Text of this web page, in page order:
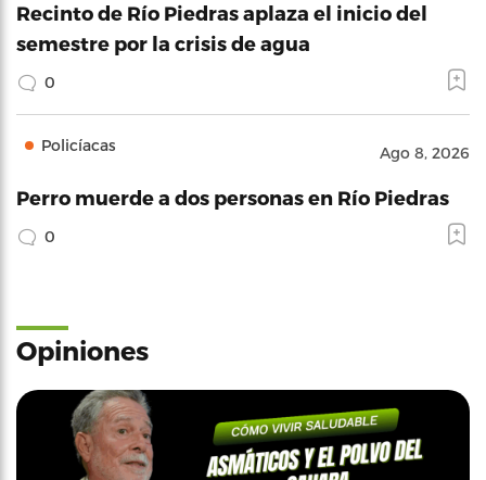
Recinto de Río Piedras aplaza el inicio del
semestre por la crisis de agua
0
Policíacas Ago 8, 2026
Perro muerde a dos personas en Río Piedras
0
Opiniones